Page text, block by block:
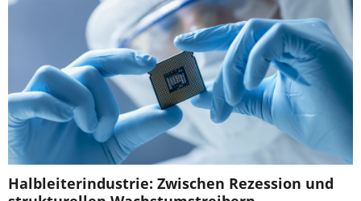
Halbleiterindustrie: Zwischen Rezession und